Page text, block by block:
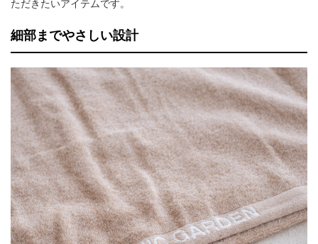
ただきたいアイテムです。
細部までやさしい設計